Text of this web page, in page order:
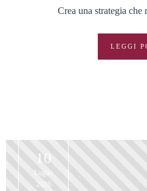
Crea una strategia
LEGGI
10
Luglio
2026